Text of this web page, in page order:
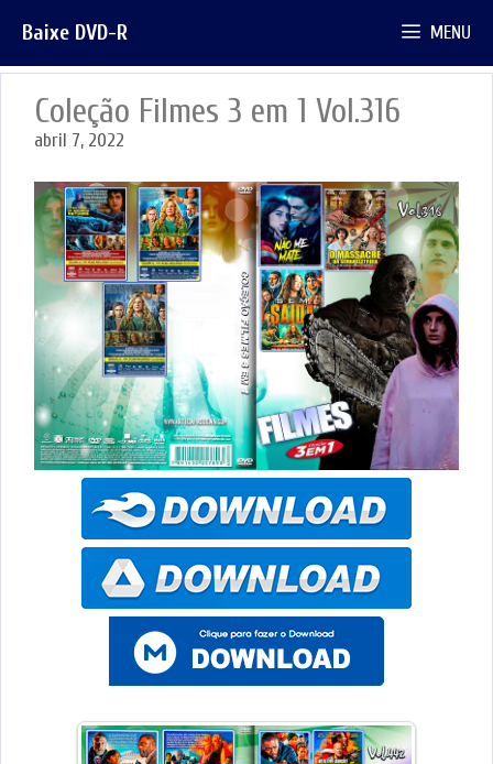
para
o
conteúdo
Baixe DVD-R MENU
Coleção Filmes 3 em 1 Vol.316
abril 7, 2022